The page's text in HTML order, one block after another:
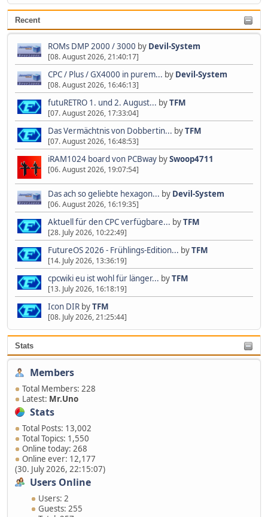
2023-07-09, 10:37:40
Zweiter 👋😂🤣
Recent
ROMs DMP 2000 / 3000 by Devil-System
[08. August 2026, 21:40:17]
CPC / Plus / GX4000 in purem... by Devil-System
[08. August 2026, 16:46:13]
futuRETRO 1. und 2. August... byTFM
[07. August 2026, 17:33:04]
Das Vermächtnis von Dobbertin... byTFM
[07. August 2026, 16:48:53]
iRAM1024 board von PCBway bySwoop4711
[06. August 2026, 19:07:54]
Das ach so geliebte hexagon... by Devil-System
[06. August 2026, 16:19:35]
Aktuell für den CPC verfügbare... byTFM
[28. July 2026, 10:22:49]
FutureOS 2026 - Frühlings-Edition... byTFM
[14. July 2026, 13:36:19]
cpcwiki eu ist wohl für länger... byTFM
[13. July 2026, 16:18:19]
Icon DIR byTFM
[08. July 2026, 21:25:44]
Stats
Members
Total Members: 228
Latest: Mr.Uno
Stats
Total Posts: 13,002
Total Topics: 1,550
Online today: 268
Online ever: 12,177
(30. July 2026, 22:15:07)
Users Online
Users: 2
Guests: 255